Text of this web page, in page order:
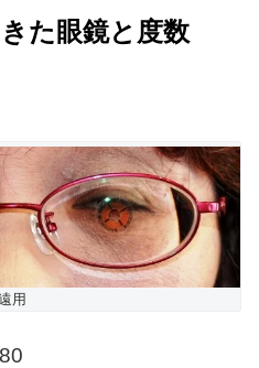
た眼鏡と度数
用